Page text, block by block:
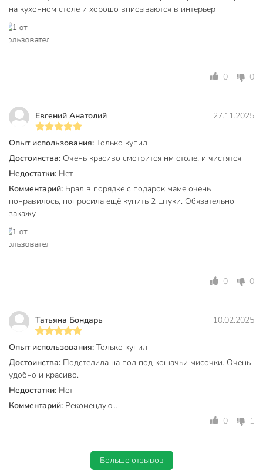
на кухонном столе и хорошо вписываются в интерьер
0 0
Евгений Анатолий 27.11.2025
Опыт использования: Только купил
Достоинства: Очень красиво смотрится нм столе, и чистятся
Недостатки: Нет
Комментарий: Брал в порядке с подарок маме очень
понравилось, попросила ещё купить 2 штуки. Обязательно
закажу
0 0
Татьяна Бондарь 10.02.2025
Опыт использования: Только купил
Достоинства: Подстелила на пол под кошачьи мисочки. Очень
удобно и красиво.
Недостатки: Нет
Комментарий: Рекомендую...
0
1
Больше отзывов